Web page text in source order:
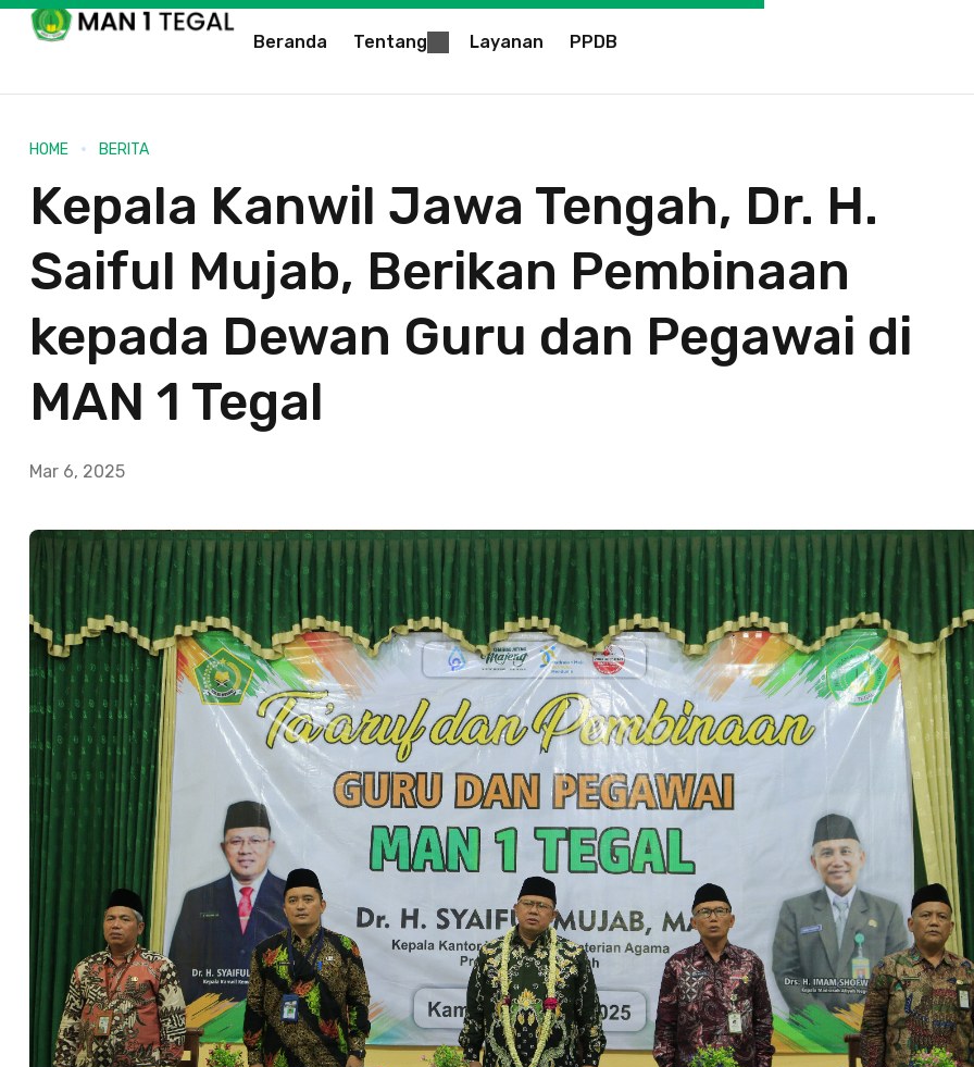
Beranda Tentang Layanan PPDB
HOME BERITA
Kepala Kanwil Jawa Tengah, Dr. H.
Saiful Mujab, Berikan Pembinaan
kepada Dewan Guru dan Pegawai di
MAN 1 Tegal
Mar 6, 2025